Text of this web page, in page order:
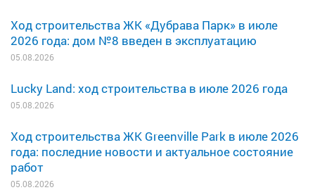
Ход строительства ЖК «Дубрава Парк» в июле
2026 года: дом №8 введен в эксплуатацию
05.08.2026
Lucky Land: ход строительства в июле 2026 года
05.08.2026
Ход строительства ЖК Greenville Park в июле 2026
года: последние новости и актуальное состояние
работ
05.08.2026